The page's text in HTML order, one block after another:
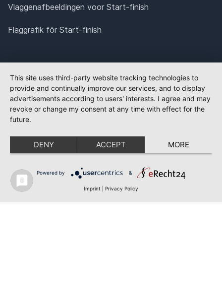
Vlaggenafbeeldingen voor Start-finish
Flaggrafik för Start-finish
This site uses third-party website tracking technologies to
provide and continually improve our services, and to display
advertisements according to users' interests. I agree and may
revoke or change my consent at any time with effect for the
future.
DENY ACCEPT MORE
Powered by &
Imprint Privacy Policy